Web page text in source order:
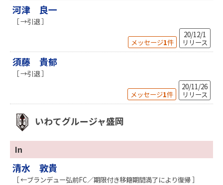
河津 良一
［ →引退 ］
メッセージ1件
20/12/1
リリース
須藤 貴郁
［ →引退 ］
メッセージ1件
20/11/26
リリース
いわてグルージャ盛岡
In
清水 敦貴
［ ←ブランデュー弘前FC／期限付き移籍期間満了により復帰 ］